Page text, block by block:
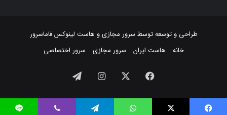
طراحی و توسعه توسط سرور مجازیو هاست لینوکسفاماسرور
خانه
هاست ایران سرور مجازی سرور اختصاصی
فیسبوک ایکس اینستاگرام